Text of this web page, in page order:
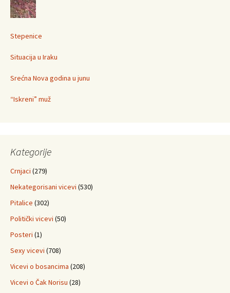
Stepenice
Situacija u Iraku
Srećna Nova godina u junu
“Iskreni” muž
Kategorije
Crnjaci (279)
Nekategorisani vicevi (530)
Pitalice (302)
Politički vicevi (50)
Posteri (1)
Sexy vicevi (708)
Vicevi o bosancima (208)
Vicevi o Čak Norisu (28)